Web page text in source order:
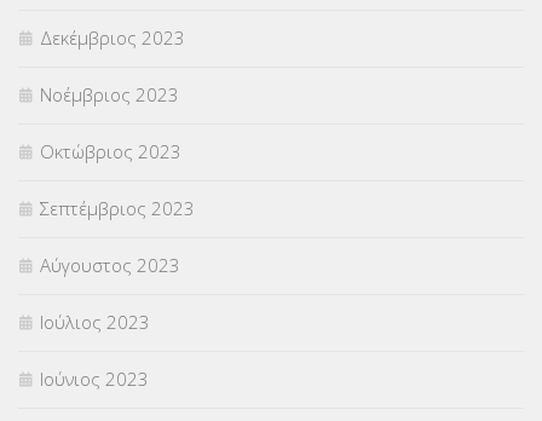
Δεκέμβριος 2023
Νοέμβριος 2023
Οκτώβριος 2023
Σεπτέμβριος 2023
Αύγουστος 2023
Ιούλιος 2023
Ιούνιος 2023